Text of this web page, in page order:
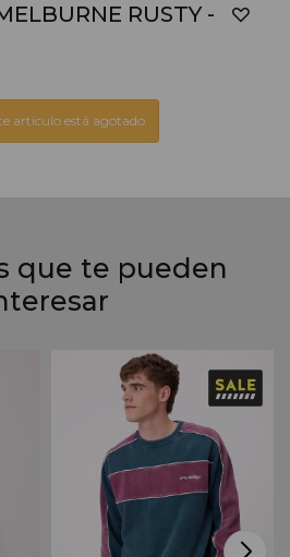
RUSTY -
artículo está agotado.
que te pueden